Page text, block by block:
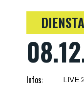
Infos: LIVE